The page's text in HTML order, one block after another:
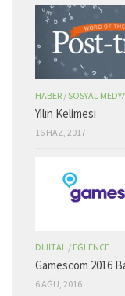
HABER /SOSYAL
Yılın Kelimesi
16 HAZ, 2017
DIJITAL / EĞLENCE
Gamescom 2016
6 AĞU, 2016